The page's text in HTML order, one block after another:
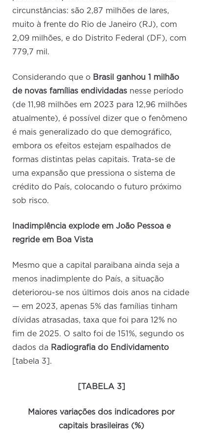
circunstâncias: são 2,87 milhões de lares,
muito à frente do Rio de Janeiro (RJ), com
2,09 milhões, e do Distrito Federal (DF), com
779,7 mil.
Considerando que o Brasil ganhou 1 milhão
de novas famílias endividadas nesse período
(de 11,98 milhões em 2023 para 12,96 milhões
atualmente), é possível dizer que o fenômeno
é mais generalizado do que demográfico,
embora os efeitos estejam espalhados de
formas distintas pelas capitais. Trata-se de
uma expansão que pressiona o sistema de
crédito do País, colocando o futuro próximo
sob risco.
Inadimplência explode em João Pessoa e
regride em Boa Vista
Mesmo que a capital paraibana ainda seja a
menos inadimplente do País, a situação
deteriorou-se nos últimos dois anos na cidade
— em 2023, apenas 5% das famílias tinham
dívidas atrasadas, taxa que foi para 12% no
fim de 2025. O salto foi de 151%, segundo os
dados da Radiografia do Endividamento
[tabela 3].
[TABELA 3]
Maiores variações dos indicadores por
capitais brasileiras (%)